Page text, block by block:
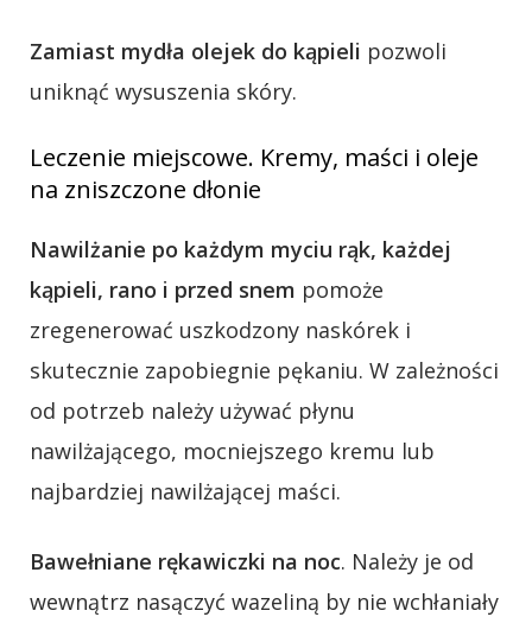
Zamiast mydła olejek do kąpieli pozwoli
uniknąć wysuszenia skóry.
Leczenie miejscowe. Kremy, maści i oleje
na zniszczone dłonie
Nawilżanie po każdym myciu rąk, każdej
kąpieli, rano i przed snem pomoże
zregenerować uszkodzony naskórek i
skutecznie zapobiegnie pękaniu. W zależności
od potrzeb należy używać płynu
nawilżającego, mocniejszego kremu lub
najbardziej nawilżającej maści.
Bawełniane rękawiczki na noc. Należy je od
wewnątrz nasączyć wazeliną by nie wchłaniały